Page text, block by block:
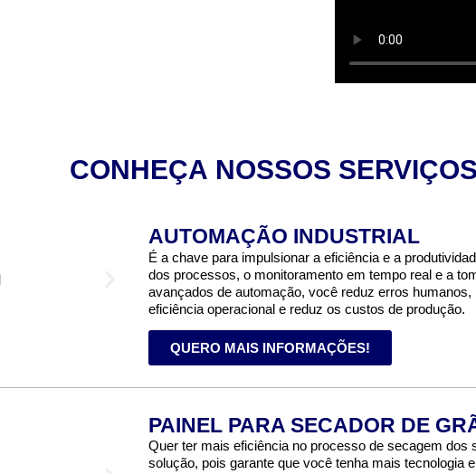
CONHEÇA NOSSOS
AUTOMAÇÃO INDUSTRIAL
É a chave para impulsionar a eficiência e a
dos processos, o monitoramento em tempo real e a
avançados de automação, você reduz erros
eficiência operacional e reduz os custos de produção.
QUERO MAIS INFORMAÇÕES!
PAINEL PARA SECADOR DE
Quer ter mais eficiência no processo de secagem dos
solução, pois garante que você tenha mais tecnologia